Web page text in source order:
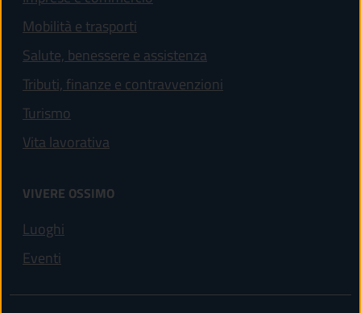
Mobilità e trasporti
Salute, benessere e assistenza
Tributi, finanze e contravvenzioni
Turismo
Vita lavorativa
VIVERE OSSIMO
Luoghi
Eventi